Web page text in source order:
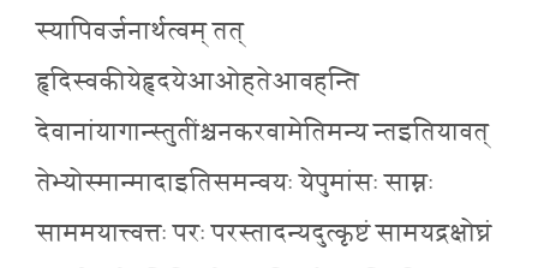
स्यापिवर्जनार्थत्वम् तत्
हृदिस्वकीयेहृदयेआओहतेआवहन्ति
देवानांयागान्स्तुतींश्चनकरवामेतिमन्य न्तइतियावत्
तेभ्योस्मान्मादाइतिसमन्वयः येपुमांसः साम्नः
साममयात्त्वत्तः परः परस्तादन्यदुत्कृष्टं सामयद्रक्षोघ्रं